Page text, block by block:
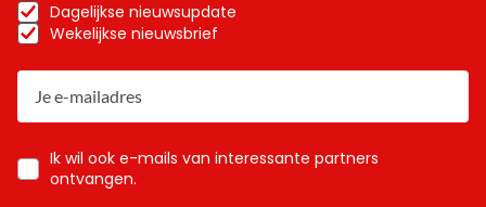
Dagelijkse nieuwsupdate
Wekelijkse nieuwsbrief
Ik wil ook e-mails van interessante partners
ontvangen.